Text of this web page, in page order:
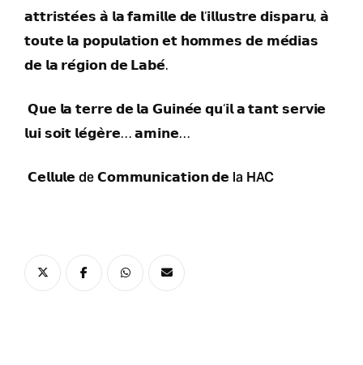
𝗮𝘁𝘁𝗿𝗶𝘀𝘁𝗲́𝗲𝘀 𝗮̀ 𝗹𝗮 𝗳𝗮𝗺𝗶𝗹𝗹𝗲 𝗱𝗲 𝗹‘𝗶𝗹𝗹𝘂𝘀𝘁𝗿𝗲 𝗱𝗶𝘀𝗽𝗮𝗿𝘂, 𝗮̀
𝘁𝗼𝘂𝘁𝗲 𝗹𝗮 𝗽𝗼𝗽𝘂𝗹𝗮𝘁𝗶𝗼𝗻 𝗲𝘁 𝗵𝗼𝗺𝗺𝗲𝘀 𝗱𝗲 𝗺𝗲́𝗱𝗶𝗮𝘀
𝗱𝗲 𝗹𝗮 𝗿𝗲́𝗴𝗶𝗼𝗻 𝗱𝗲 𝗟𝗮𝗯𝗲́.
𝗤𝘂𝗲 𝗹𝗮 𝘁𝗲𝗿𝗿𝗲 𝗱𝗲 𝗹𝗮 𝗚𝘂𝗶𝗻𝗲́𝗲 𝗾𝘂‘𝗶𝗹 𝗮 𝘁𝗮𝗻𝘁 𝘀𝗲𝗿𝘃𝗶𝗲
𝗹𝘂𝗶 𝘀𝗼𝗶𝘁 𝗹𝗲́𝗴𝗲̀𝗿𝗲… 𝗮𝗺𝗶𝗻𝗲…
𝗖𝗲𝗹𝗹𝘂𝗹𝗲 de 𝗖𝗼𝗺𝗺𝘂𝗻𝗶𝗰𝗮𝘁𝗶𝗼𝗻 𝗱𝗲 la HAC